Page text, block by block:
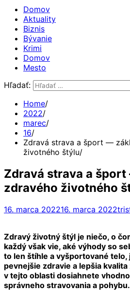
Domov
Aktuality
Biznis
Bývanie
Krimi
Domov
Mesto
Hľadať:
Home
2022
marec
16
Zdravá strava a šport —
životného štýlu
Zdravá strava a
zdravého životného
16. marca 202216. marca 2022
Zdravý životný štýl je niečo, o
každý však vie, aké výhody so
to len štíhle a vyšportované telo,
pevnejšie zdravie a lepšia
v tejto oblasti dosiahnete
správneho stravovania a pohybu.